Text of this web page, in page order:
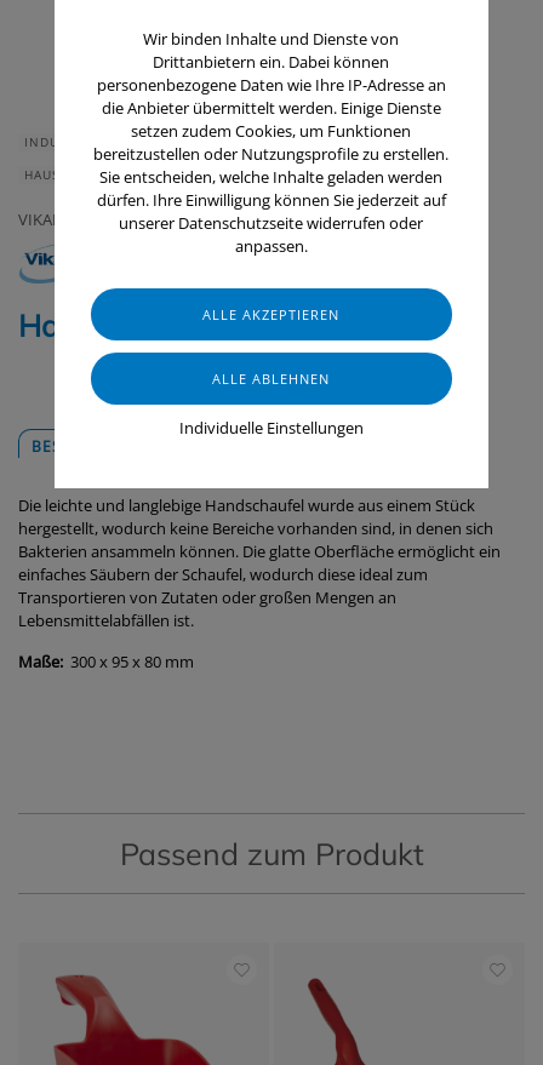
INDUSTRIE & HANDWERK
GASTRONOMIE & HOTELLERIE
HAUS & HEIM
GERÄTE & ZUBEHÖR LEBENSMITTELINDUSTRIE
VIKAN
Handschaufel, 0,5 Liter
BESCHREIBUNG
Die leichte und langlebige Handschaufel wurde aus einem Stück
hergestellt, wodurch keine Bereiche vorhanden sind, in denen sich
Bakterien ansammeln können. Die glatte Oberfläche ermöglicht ein
einfaches Säubern der Schaufel, wodurch diese ideal zum
Transportieren von Zutaten oder großen Mengen an
Lebensmittelabfällen ist.
Maße: 300 x 95 x 80 mm
Passend zum Produkt
Wir binden Inhalte und Dienste von
Drittanbietern ein. Dabei können
personenbezogene Daten wie Ihre IP-Adresse an
die Anbieter übermittelt werden. Einige Dienste
setzen zudem Cookies, um Funktionen
bereitzustellen oder Nutzungsprofile zu erstellen.
Sie entscheiden, welche Inhalte geladen werden
dürfen. Ihre Einwilligung können Sie jederzeit auf
unserer Datenschutzseite widerrufen oder
anpassen.
Individuelle Einstellungen